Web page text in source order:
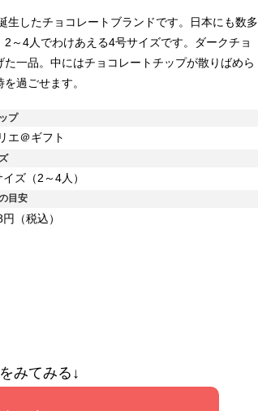
生したチョコレートブランドです。日本にも数多
～4人でわけあえる4号サイズです。ダークチョ
一品。中にはチョコレートチップが散りばめら
過ごせます。
プ
エ＠ギフト
ズ（2～4人）
目安
（税込）
みてみる↓